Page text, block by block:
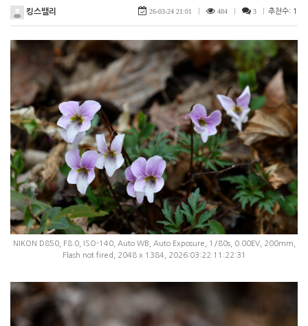
킹스밸리 26-03-24 21:01 484 3 추천수: 1
NIKON D850, F8.0, ISO-140, Auto WB, Auto Exposure, 1/80s, 0.00EV, 200mm,
Flash not fired, 2048 x 1384, 2026:03:22 11:22:31